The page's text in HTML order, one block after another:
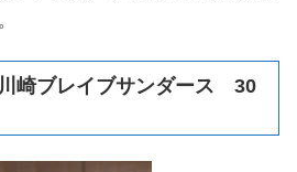
崎ブレイブサンダース 30